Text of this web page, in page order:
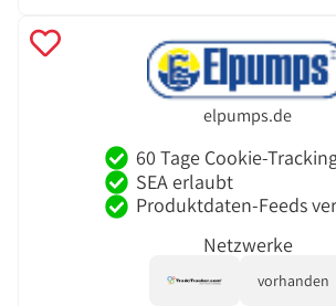
elpumps.de
60 Tage Cookie-
SEA erlaubt
Produktdaten-Feeds
Netzwerke
vorhanden